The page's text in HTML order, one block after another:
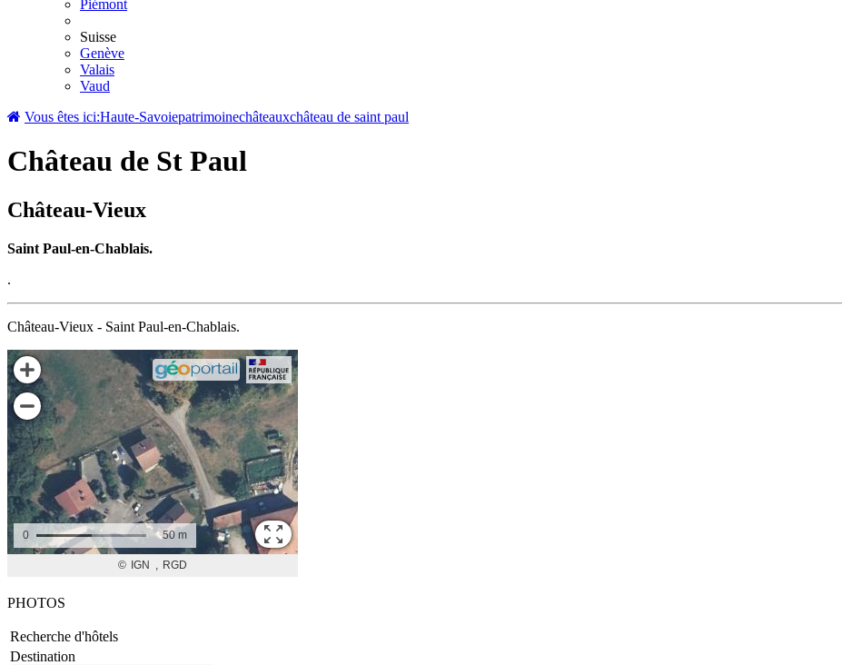
Piémont
Suisse
Genève
Valais
Vaud
Vous êtes ici:Haute-Savoiepatrimoinechâteauxchâteau de saint paul
Château de St Paul
Château-Vieux
Saint Paul-en-Chablais.
.
Château-Vieux - Saint Paul-en-Chablais.
PHOTOS
Recherche d'hôtels
Destination